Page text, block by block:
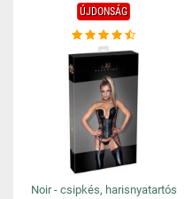
ÚJDONSÁG
Noir - csipkés, harisnyatartós